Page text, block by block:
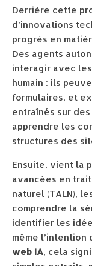
Derrière cette
d’innovations
progrès en
Des agents
interagir avec
humain : ils
formulaires, et
entraînés sur
apprendre les
structures des
Ensuite, vient la
avancées en
naturel (TALN),
comprendre la
identifier les
même l’intention
web IA, cela